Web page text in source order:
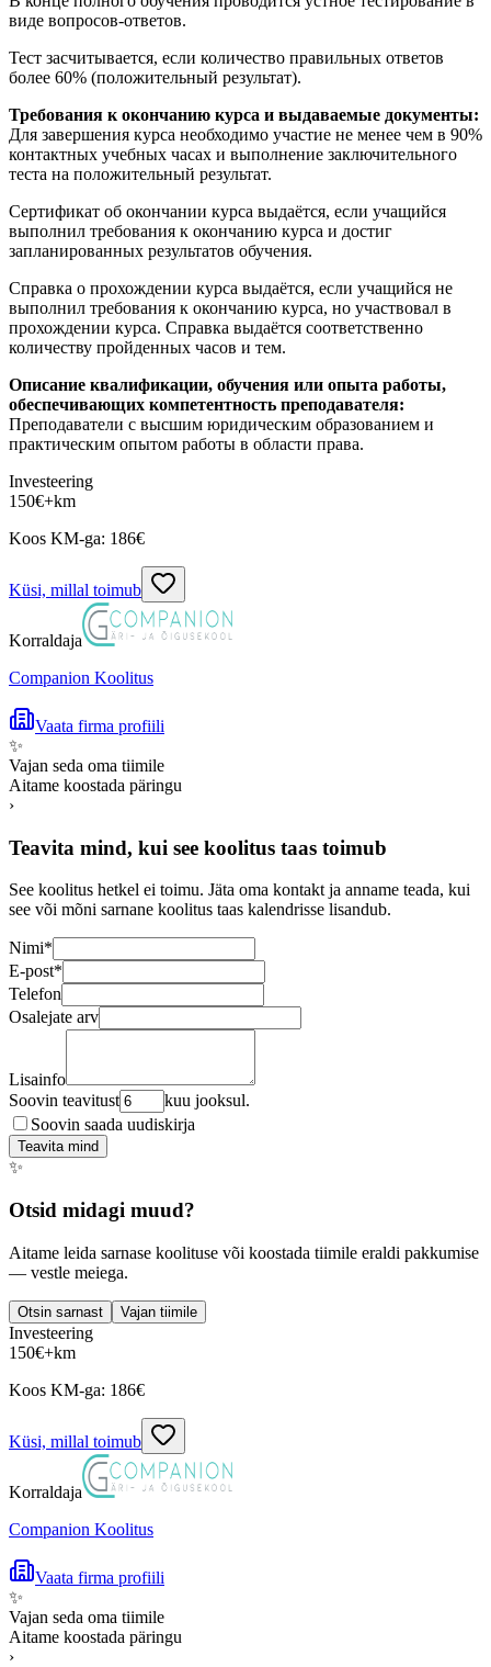
виде вопросов-ответов.
Тест засчитывается, если количество правильных ответов
более 60% (положительный результат).
Требования к окончанию курса и выдаваемые документы:
Для завершения курса необходимо участие не менее чем в 90%
контактных учебных часах и выполнение заключительного
теста на положительный результат.
Сертификат об окончании курса выдаётся, если учащийся
выполнил требования к окончанию курса и достиг
запланированных результатов обучения.
Справка о прохождении курса выдаётся, если учащийся не
выполнил требования к окончанию курса, но участвовал в
прохождении курса. Справка выдаётся соответственно
количеству пройденных часов и тем.
Описание квалификации, обучения или опыта работы,
обеспечивающих компетентность преподавателя:
Преподаватели с высшим юридическим образованием и
практическим опытом работы в области права.
Investeering
150€+km
Koos KM-ga: 186€
Küsi, millal toimub
Korraldaja
Companion Koolitus
Vaata firma profiili
✨
Vajan seda oma tiimile
Aitame koostada päringu
›
Teavita mind, kui see koolitus taas toimub
See koolitus hetkel ei toimu. Jäta oma kontakt ja anname teada, kui
see või mõni sarnane koolitus taas kalendrisse lisandub.
Nimi*
E-post*
Telefon
Osalejate arv
Lisainfo
Soovin teavitust
kuu jooksul.
Soovin saada uudiskirja
Teavita mind
✨
Otsid midagi muud?
Aitame leida sarnase koolituse või koostada tiimile eraldi pakkumise
— vestle meiega.
Otsin sarnast Vajan tiimile
Investeering
150€+km
Koos KM-ga: 186€
Küsi, millal toimub
Korraldaja
Companion Koolitus
Vaata firma profiili
✨
Vajan seda oma tiimile
Aitame koostada päringu
›